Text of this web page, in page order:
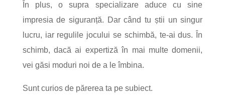
În plus, o supra specializare aduce cu sine
impresia de siguranță. Dar când tu știi un singur
lucru, iar regulile jocului se schimbă, te-ai dus. În
schimb, dacă ai expertiză în mai multe domenii,
vei găsi moduri noi de a le îmbina.
Sunt curios de părerea ta pe subiect.